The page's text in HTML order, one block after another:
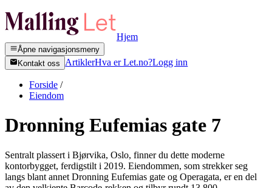
Hjem
Åpne navigasjonsmeny
Kontakt oss
ArtiklerHva er Let.no?Logg inn
Forside /
Eiendom
Dronning Eufemias gate 7
Sentralt plassert i Bjørvika, Oslo, finner du dette moderne
kontorbygget, ferdigstilt i 2019. Eiendommen, som strekker seg
langs blant annet Dronning Eufemias gate og Operagata, er en del